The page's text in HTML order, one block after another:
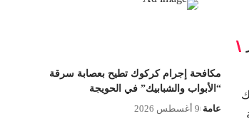
مكافحة إجرام كركوك تطيح بعصابة سرقة
“الأبواب والشبابيك” في الحويجة
عامة 9 أغسطس 2026